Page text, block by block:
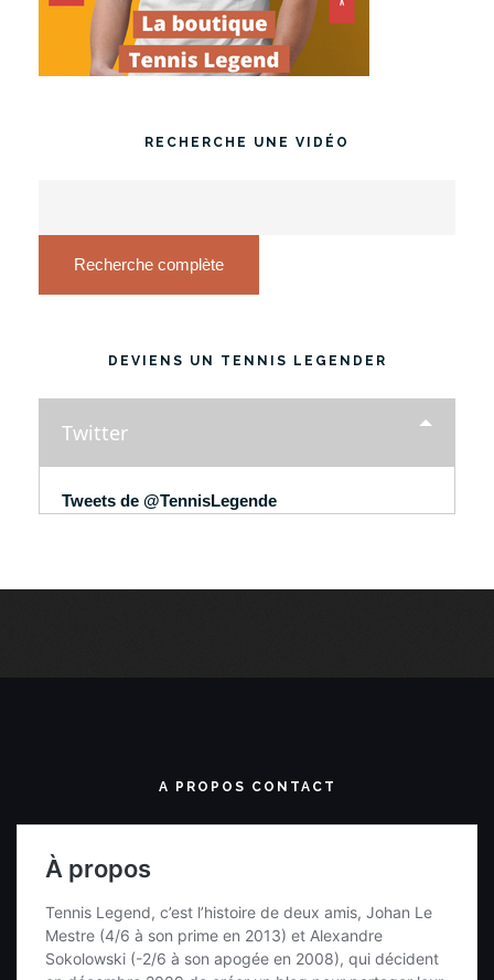
RECHERCHE UNE VIDÉO
Recherche complète
DEVIENS UN TENNIS LEGENDER
Twitter
Tweets de @TennisLegende
A PROPOS CONTACT